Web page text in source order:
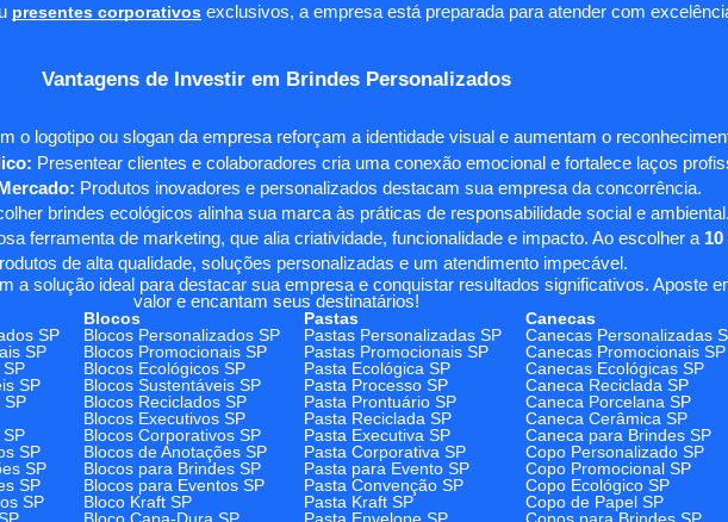
presentes corporativos exclusivos, a empresa está preparada para atender com
Vantagens de Investir em Brindes Personalizados
o logotipo ou slogan da empresa reforçam a identidade visual e aumentam o
Presentear clientes e colaboradores cria uma conexão emocional e fortalece laços
Produtos inovadores e personalizados destacam sua empresa da concorrência.
brindes ecológicos alinha sua marca às práticas de responsabilidade social e ambiental.
ferramenta de marketing, que alia criatividade, funcionalidade e impacto. Ao escolher a
de alta qualidade, soluções personalizadas e um atendimento impecável.
a solução ideal para destacar sua empresa e conquistar resultados significativos. Aposte
valor e encantam seus destinatários!
Blocos Pastas Canecas
SP Blocos Personalizados SP Pastas Personalizadas SP Canecas Personalizadas
SP Blocos Promocionais SP Pastas Promocionais SP Canecas Promocionais SP
Blocos Ecológicos SP Pasta Ecológica SP Canecas Ecológicas SP
SP Blocos Sustentáveis SP Pasta Processo SP Caneca Reciclada SP
SP Blocos Reciclados SP Pasta Prontuário SP Caneca Porcelana SP
Blocos Executivos SP Pasta Reciclada SP Caneca Cerâmica SP
Blocos Corporativos SP Pasta Executiva SP Caneca para Brindes SP
SP Blocos de Anotações SP Pasta Corporativa SP Copo Personalizado SP
SP Blocos para Brindes SP Pasta para Evento SP Copo Promocional SP
SP Blocos para Eventos SP Pasta Convenção SP Copo Ecológico SP
SP Bloco Kraft SP Pasta Kraft SP Copo de Papel SP